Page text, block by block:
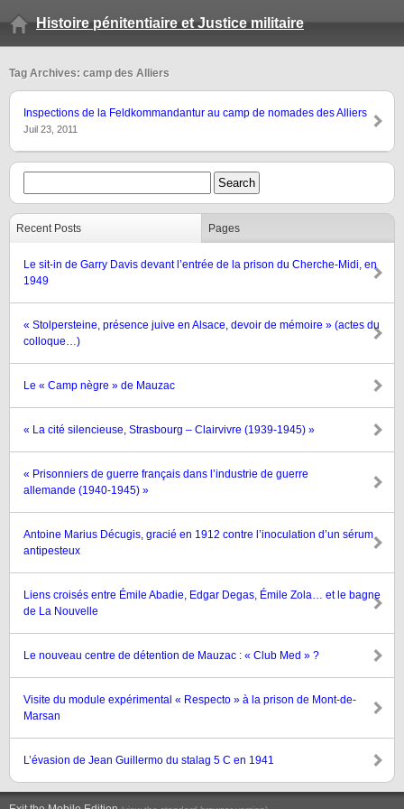
Histoire pénitentiaire et Justice militaire
Tag Archives: camp des Alliers
Inspections de la Feldkommandantur au camp de nomades des Alliers
Juil 23, 2011
Recent Posts Pages
Le sit-in de Garry Davis devant l’entrée de la prison du Cherche-Midi, en
1949
« Stolpersteine, présence juive en Alsace, devoir de mémoire » (actes du
colloque…)
Le « Camp nègre » de Mauzac
« La cité silencieuse, Strasbourg – Clairvivre (1939-1945) »
« Prisonniers de guerre français dans l’industrie de guerre
allemande (1940-1945) »
Antoine Marius Décugis, gracié en 1912 contre l’inoculation d’un sérum
antipesteux
Liens croisés entre Émile Abadie, Edgar Degas, Émile Zola… et le bagne
de La Nouvelle
Le nouveau centre de détention de Mauzac : « Club Med » ?
Visite du module expérimental « Respecto » à la prison de Mont-de-
Marsan
L’évasion de Jean Guillermo du stalag 5 C en 1941